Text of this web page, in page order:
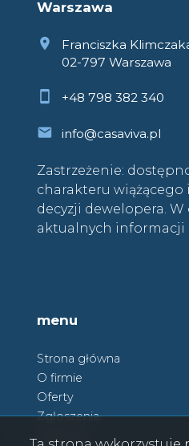
Warszawa
Franciszka
02-797 Warszawa
+48 798 382 340
info@casaviva.pl
Zastrzeżenie:
charakteru wiążącego
decyzji dewelopera. W
aktualnych informacji
menu
Strona główna
O firmie
Oferty
Zgłoszenia